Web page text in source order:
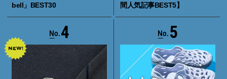
bell」BEST30
間人気記事BEST5】
4 5